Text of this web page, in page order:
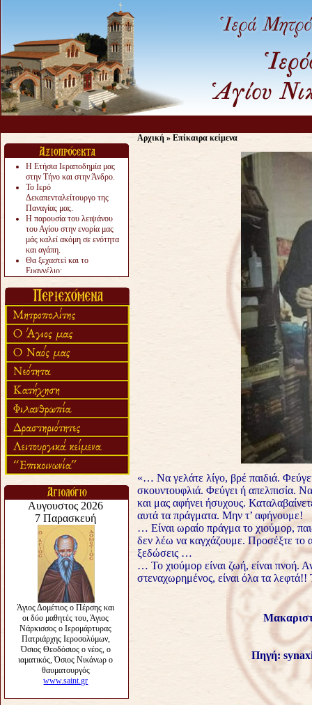
Η Ετήσια Ιεραποδημία μας
στην Τήνο και στην Άνδρο.
Το Ιερό
Δεκαπενταλείτουργο της
Παναγίας μας.
Η παρουσία του λειψάνου
του Αγίου στην ενορία μας
μάς καλεί ακόμη σε ενότητα
και αγάπη.
Θα ξεχαστεί και το
Ευαγγέλιο;
«πολύ αργά».
Ζητείται....
Αρχική » Επίκαιρα κείμενα
«… Να γελάτε λίγο, βρέ παιδιά.
σκουντουφλιά. Φεύγει ή απελπισία. Να
και μας αφήνει ήσυχους.
αυτά τα πράγματα. Μην τ’ αφήνουμε!
… Είναι ωραίο πράγμα το χιούμορ,
δεν λέω να καγχάζουμε. Προσέξτε το
ξεδώσεις …
… Το χιούμορ είναι ζωή, είναι πνοή.
στεναχωρημένος, είναι όλα τα λεφτά!!
Πηγή: s